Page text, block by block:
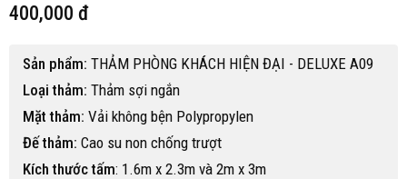
400,000 đ
Sản phẩm: THẢM PHÒNG KHÁCH HIỆN ĐẠI - DELUXE A09
Loại thảm: Thảm sợi ngắn
Mặt thảm: Vải không bện Polypropylen
Đế thảm: Cao su non chống trượt
Kích thước tấm: 1.6m x 2.3m và 2m x 3m